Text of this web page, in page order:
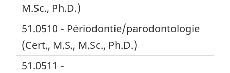
M.Sc., Ph.D.)
51.0510 - Périodontie/parodontologie
(Cert., M.S., M.Sc., Ph.D.)
51.0511 -